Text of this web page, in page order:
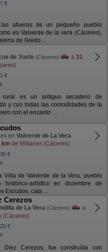
€
afueras de un pequeño pueblo
es Valverde de la vera (Cáceres),
de Gredo ...
de Yuste (Cáceres) a 31
€
rural es un antiguo secadero de
y con todas las comodidades de la
con el encanto ...
en Valverde de La Vera
km de Millanes (Cáceres)
35 €
Villa de Valverde de la Vera, pueblo
histórico-artístico en diciembre de
Escudos, cata ...
Cerezos
de La Vera (Cáceres)
a
(Cáceres)
25 €
Diez Cerezos, fue construída con